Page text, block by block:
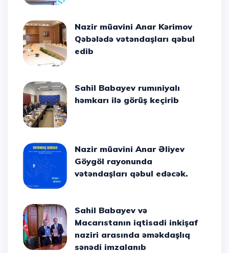
Nazir müavini Anar Kərimov
Qəbələdə vətəndaşları qəbul
edib
Sahil Babayev rumıniyalı
həmkarı ilə görüş keçirib
Nazir müavini Anar Əliyev
Göygöl rayonunda
vətəndaşları qəbul edəcək.
Sahil Babayev və
Macarıstanın iqtisadi inkişaf
naziri arasında əməkdaşlıq
sənədi imzalanıb